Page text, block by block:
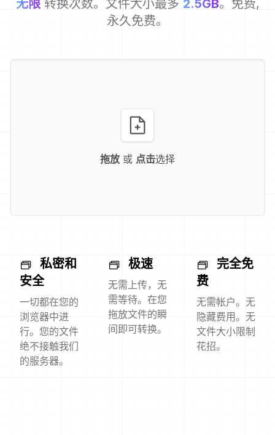
无限 转换次数。文件大小最多 2.5GB。免费,
永久免费。
拖放 或 点击选择
私密和
安全
一切都在您的
浏览器中进
行。您的文件
绝不接触我们
的服务器。
极速
无需上传，无
需等待。在您
拖放文件的瞬
间即可转换。
完全免
费
无需帐户。无
隐藏费用。无
文件大小限制
花招。